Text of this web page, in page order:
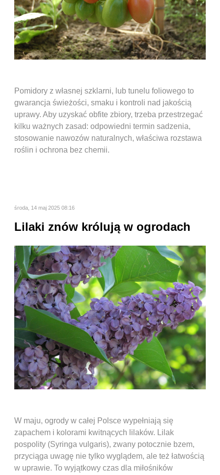
Pomidory z własnej szklarni, lub tunelu foliowego to
gwarancja świeżości, smaku i kontroli nad jakością
uprawy. Aby uzyskać obfite zbiory, trzeba przestrzegać
kilku ważnych zasad: odpowiedni termin sadzenia,
stosowanie nawozów naturalnych, właściwa rozstawa
roślin i ochrona bez chemii.
środa, 14 maj 2025 08:16
Lilaki znów królują w ogrodach
W maju, ogrody w całej Polsce wypełniają się
zapachem i kolorami kwitnących lilaków. Lilak
pospolity (Syringa vulgaris), zwany potocznie bzem,
przyciąga uwagę nie tylko wyglądem, ale też łatwością
w uprawie. To wyjątkowy czas dla miłośników